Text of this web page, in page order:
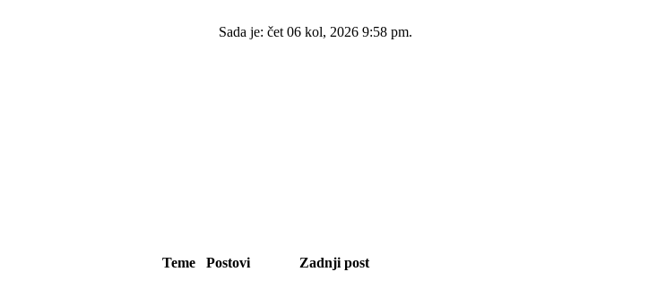
Sada je: čet 06 kol, 2026 9:58 pm.
Teme Postovi
Zadnji post